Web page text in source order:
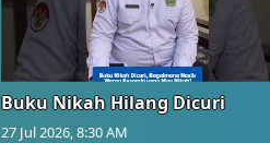
Buku Nikah Hilang Dicuri
27 Jul 2026, 8:30 AM